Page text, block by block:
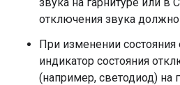
отключения звука должно
При изменении
индикатор состояния
(например, светодиод) на